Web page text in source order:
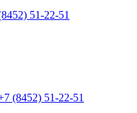
51-22-51
(8452) 51-22-51